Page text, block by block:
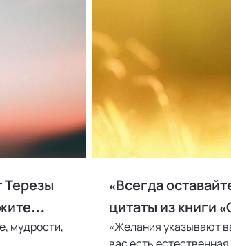
Терезы
мудрости,
«Всегда
цитаты из книги
полный денег»
«Желания указывают